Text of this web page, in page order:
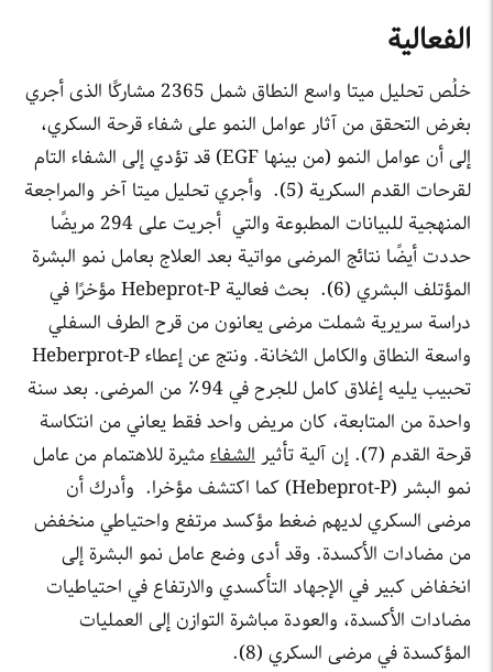
الفعالية
خلُص تحليل ميتا واسع النطاق شمل 2365 مشاركًا الذى أجري
بغرض التحقق من آثار عوامل النمو على شفاء قرحة السكري،
إلى أن عوامل النمو (من بينها EGF) قد تؤدي إلى الشفاء التام
لقرحات القدم السكرية (5). وأجري تحليل ميتا آخر والمراجعة
المنهجية للبيانات المطبوعة والتي أجريت على 294 مريضًا
حددت أيضًا نتائج المرضى مواتية بعد العلاج بعامل نمو البشرة
المؤتلف البشري (6). بحث فعالية Hebeprot-P مؤخرًا في
دراسة سريرية شملت مرضى يعانون من قرح الطرف السفلي
واسعة النطاق والكامل الثخانة. ونتج عن إعطاء Heberprot-P
تحبيب يليه إغلاق كامل للجرح في 94٪ من المرضى. بعد سنة
واحدة من المتابعة، كان مريض واحد فقط يعاني من انتكاسة
قرحة القدم (7). إن آلية تأثير
الشفاءمثيرة للاهتمام من عامل
نمو البشر (Hebeprot-P) كما اكتشف مؤخرا. وأدرك أن
مرضى السكري لديهم ضغط مؤكسد مرتفع واحتياطي منخفض
من مضادات الأكسدة. وقد أدى وضع عامل نمو البشرة إلى
انخفاض كبير في الإجهاد التأكسدي والارتفاع في احتياطيات
مضادات الأكسدة، والعودة مباشرة التوازن إلى العمليات
المؤكسدة في مرضى السكري (8).